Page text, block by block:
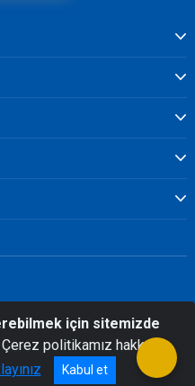
İl Afet ve Acil Durum
için sitemizde
politikamız hakkında
Kabul et